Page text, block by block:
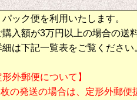
パック便を利用いたします。
入額が3万円以上の場合の送
細は下記一覧表をご覧ください
形外郵便について】
枚の発送の場合は、定形外郵便